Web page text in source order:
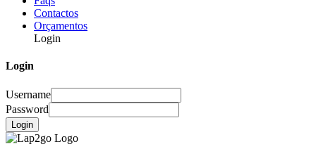
Contactos
Orçamentos
Login
Login
Username
Password
Login